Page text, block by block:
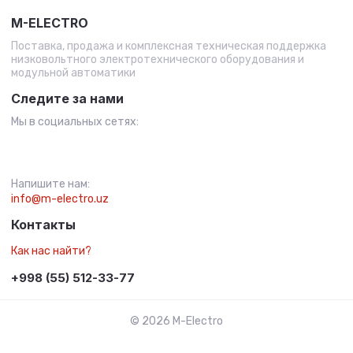
M-ELECTRO
Поставка, продажа и комплексная техническая поддержка
низковольтного электротехнического оборудования и
модульной автоматики
Следите за нами
Мы в социальных сетях:
Напишите нам:
info@m-electro.uz
Контакты
Как нас найти?
+998 (55) 512-33-77
© 2026 M-Electro